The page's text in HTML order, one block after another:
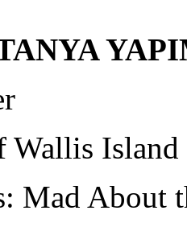
Wallis Island
Mad About